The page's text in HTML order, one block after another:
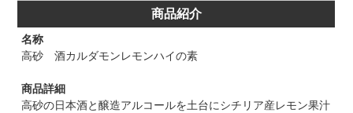
商品紹介
名称
高砂 酒カルダモンレモンハイの素
商品詳細
高砂の日本酒と醸造アルコールを土台にシチリア産レモン果汁